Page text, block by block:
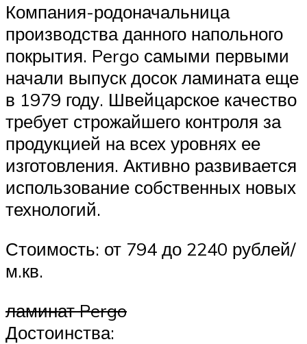
Компания-родоначальница
производства данного напольного
покрытия. Pergo самыми первыми
начали выпуск досок ламината еще
в 1979 году. Швейцарское качество
требует строжайшего контроля за
продукцией на всех уровнях ее
изготовления. Активно развивается
использование собственных новых
технологий.
Стоимость: от 794 до 2240 рублей/
м.кв.
ламинат Pergo
Достоинства: